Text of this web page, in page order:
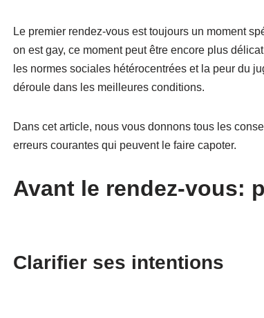
Le premier rendez-vous est toujours un moment
on est gay, ce moment peut être encore plus
les normes sociales hétérocentrées et la peur du
déroule dans les meilleures conditions.
Dans cet article, nous vous donnons tous les
erreurs courantes qui peuvent le faire capoter.
Avant le rendez-vous:
Clarifier ses intentions